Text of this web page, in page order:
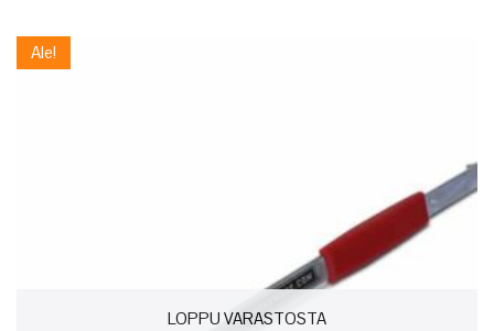
Ale!
LOPPU VARASTOSTA